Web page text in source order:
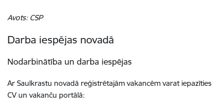
Avots: CSP
Darba iespējas novadā
Nodarbinātība un darba iespējas
Ar Saulkrastu novadā reģistrētajām vakancēm varat iepazīties
CV un vakanču portālā: